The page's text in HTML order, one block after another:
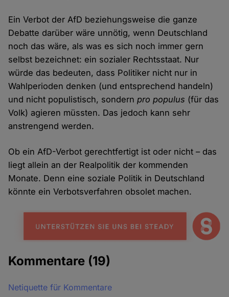
Ein Verbot der AfD beziehungsweise die ganze
Debatte darüber wäre unnötig, wenn Deutschland
noch das wäre, als was es sich noch immer gern
selbst bezeichnet: ein sozialer Rechtsstaat. Nur
würde das bedeuten, dass Politiker nicht nur in
Wahlperioden denken (und entsprechend handeln)
und nicht populistisch, sondernpro populus (für das
Volk) agieren müssten. Das jedoch kann sehr
anstrengend werden.
Ob ein AfD-Verbot gerechtfertigt ist oder nicht – das
liegt allein an der Realpolitik der kommenden
Monate. Denn eine soziale Politik in Deutschland
könnte ein Verbotsverfahren obsolet machen.
Kommentare (19)
Netiquette für Kommentare